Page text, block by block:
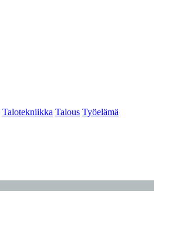
Talotekniikka Talous Työelämä